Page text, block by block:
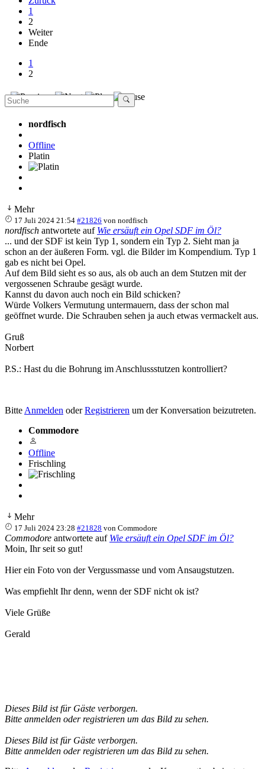
1
2
Weiter
Ende
1
2
nordfisch
Offline
Platin
Mehr
17 Juli 2024 21:54 #21826 vonnordfisch
nordfisch antwortete auf Wie ersäuft ein Opel SDF im Öl?
... und der SDF ist kein Typ 1, sondern ein Typ 2. Sieht man ja
schon an der äußeren Form. vgl. die Bilder im Kompendium. Typ 1
gab es nicht bei Opel.
Auf dem Bild sieht es so aus, als ob auch an dem Stutzen mit der
vergossenen Schraube gesägt wurde.
Kannst du davon auch noch ein Bild schicken?
Würde Volkers Vermutung untermauern, dass der schon mal
geöffnet wurde. Die Schrauben sehen ja auch etwas vermackelt aus.
Gruß
Norbert
P.S.: Hast du die Bohrung im Anschlussstutzen kontrolliert?
Bitte Anmelden oderRegistrieren um der Konversation beizutreten.
Commodore
Offline
Frischling
Mehr
17 Juli 2024 23:28 #21828 vonCommodore
Commodore antwortete auf Wie ersäuft ein Opel SDF im Öl?
Moin, Ihr seit so gut!
Hier ein Foto von der Vergussmasse und vom Ansaugstutzen.
Was empfiehlt Ihr denn, wenn der SDF nicht ok ist?
Viele Grüße
Gerald
Dieses Bild ist für Gäste verborgen.
Bitte anmelden oder registrieren um das Bild zu sehen.
Dieses Bild ist für Gäste verborgen.
Bitte anmelden oder registrieren um das Bild zu sehen.